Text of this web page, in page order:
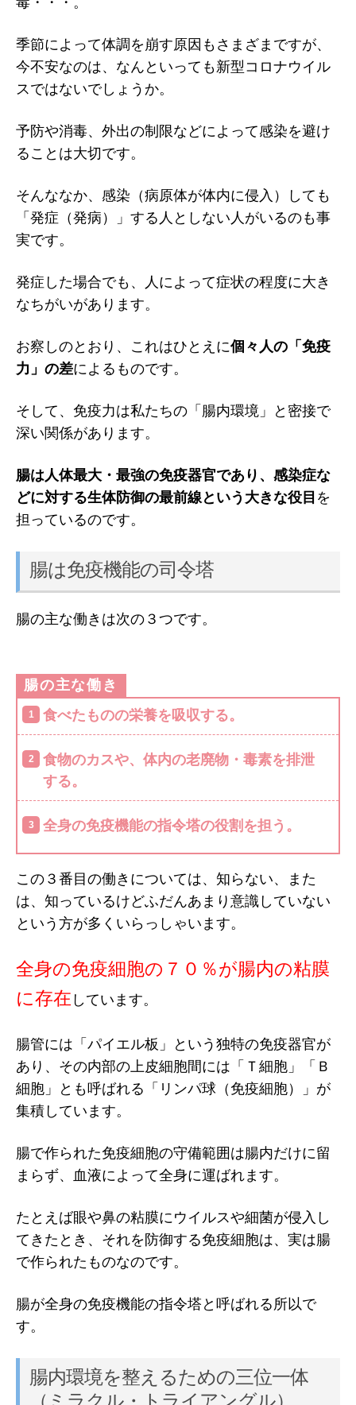
毒・・・。
季節によって体調を崩す原因もさまざまですが、
今不安なのは、なんといっても新型コロナウイル
スではないでしょうか。
予防や消毒、外出の制限などによって感染を避け
ることは大切です。
そんななか、感染（病原体が体内に侵入）しても
「発症（発病）」する人としない人がいるのも事
実です。
発症した場合でも、人によって症状の程度に大き
なちがいがあります。
お察しのとおり、これはひとえに個々人の「免疫
力」の差によるものです。
そして、免疫力は私たちの「腸内環境」と密接で
深い関係があります。
腸は人体最大・最強の免疫器官であり、感染症な
どに対する生体防御の最前線という大きな役目 を
担っているのです。
腸は免疫機能の司令塔
腸の主な働きは次の３つです。
腸の主な働き
食べたものの栄養を吸収する。
食物のカスや、体内の老廃物・毒素を排泄
する。
全身の免疫機能の指令塔の役割を担う。
この３番目の働きについては、知らない、また
は、知っているけどふだんあまり意識していない
という方が多くいらっしゃいます。
全身の免疫細胞の７０％が腸内の粘膜
に存在 しています。
腸管には「パイエル板」という独特の免疫器官が
あり、その内部の上皮細胞間には「Ｔ細胞」「Ｂ
細胞」とも呼ばれる「リンパ球（免疫細胞）」が
集積しています。
腸で作られた免疫細胞の守備範囲は腸内だけに留
まらず、血液によって全身に運ばれます。
たとえば眼や鼻の粘膜にウイルスや細菌が侵入し
てきたとき、それを防御する免疫細胞は、実は腸
で作られたものなのです。
腸が全身の免疫機能の指令塔と呼ばれる所以で
す。
腸内環境を整えるための三位一体